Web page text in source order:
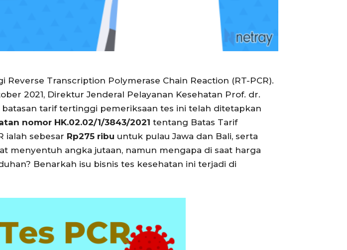
Transcription Polymerase Chain Reaction (RT-PCR).
2021, Direktur Jenderal Pelayanan Kesehatan Prof. dr.
batasan tarif tertinggi pemeriksaan tes ini telah ditetapkan
nomor HK.02.02/1/3843/2021 tentang Batas Tarif
ialah sebesar Rp275 ribu untuk pulau Jawa dan Bali, serta
menyentuh angka jutaan, namun mengapa di saat harga
Benarkah isu bisnis tes kesehatan ini terjadi di